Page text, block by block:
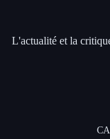
L'actualité et la